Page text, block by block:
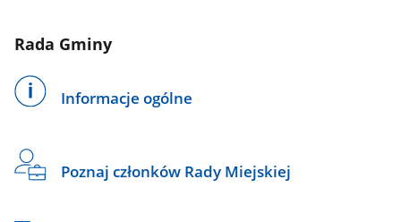
Rada Gminy
Informacje ogólne
Poznaj członków Rady Miejskiej